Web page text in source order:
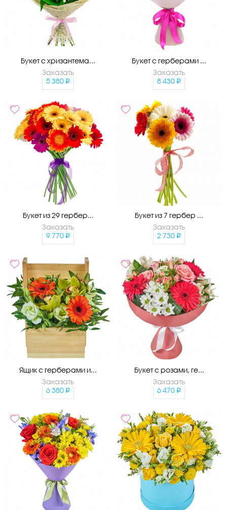
Букет с хризантема...
Заказать
5 380
Букет с герберами ...
Заказать
8 430
Букет из 29 гербер...
Заказать
9 770
Букет из 7 гербер ...
Заказать
2 730
Ящик с герберами и...
Заказать
6 380
Букет с розами, ге...
Заказать
6 470